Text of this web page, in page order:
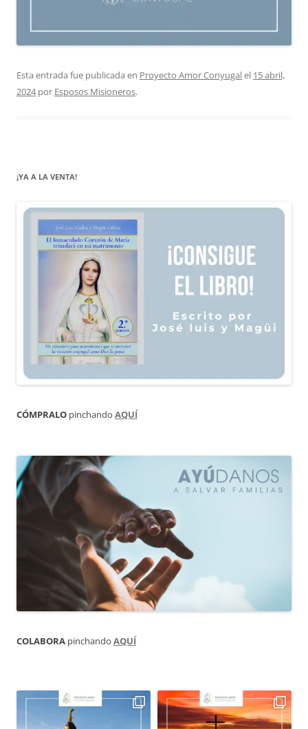
Esta entrada fue publicada en Proyecto Amor Conyugalel 15 abril,
2024por Esposos Misioneros.
¡YA A LA VENTA!
CÓMPRALO pinchando AQUÍ
COLABORA pinchando AQUÍ